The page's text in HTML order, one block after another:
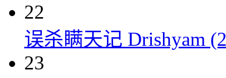
22
误杀瞒天记 Drishyam
23